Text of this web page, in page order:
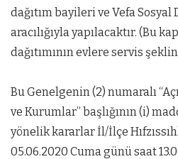
dağıtım bayileri ve Vefa
aracılığıyla yapılacaktır. (Bu
dağıtımının evlere servis
Bu Genelgenin (2) numaralı
ve Kurumlar” başlığının (i)
yönelik kararlar İl/İlçe
05.06.2020 Cuma günü saat